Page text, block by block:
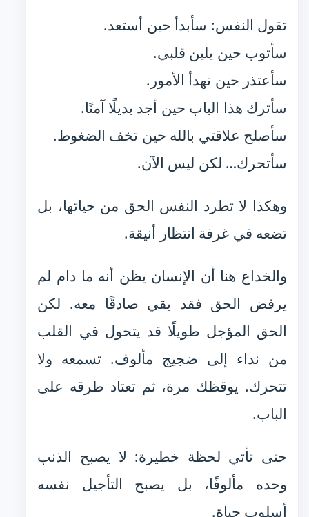
تقول النفس: سأبدأ حين أستعد.
سأتوب حين يلين قلبي.
سأعتذر حين تهدأ الأمور.
سأترك هذا الباب حين أجد بديلًا آمنًا.
سأصلح علاقتي بالله حين تخف الضغوط.
سأتحرك… لكن ليس الآن.
وهكذا لا تطرد النفس الحق من حياتها، بل
تضعه في غرفة انتظار أنيقة.
والخداع هنا أن الإنسان يظن أنه ما دام لم
يرفض الحق فقد بقي صادقًا معه. لكن
الحق المؤجل طويلًا قد يتحول في القلب
من نداء إلى ضجيج مألوف. تسمعه ولا
تتحرك. يوقظك مرة، ثم تعتاد طرقه على
الباب.
حتى تأتي لحظة خطيرة: لا يصبح الذنب
وحده مألوفًا، بل يصبح التأجيل نفسه
أسلوب حياة.